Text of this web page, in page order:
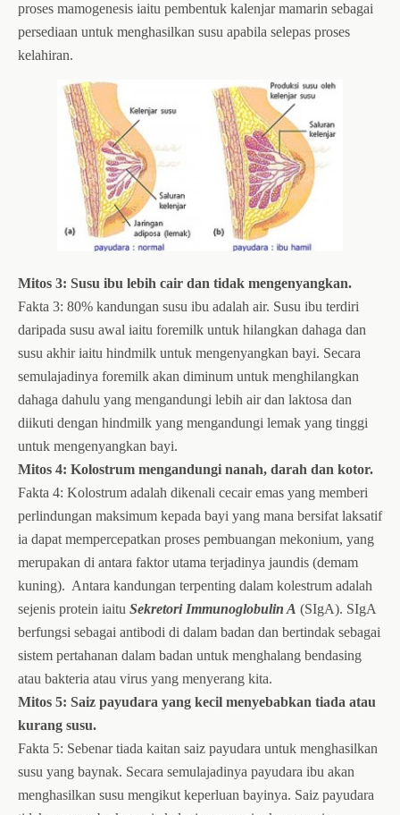
proses mamogenesis iaitu pembentuk kalenjar mamarin sebagai
persediaan untuk menghasilkan susu apabila selepas proses
kelahiran.
Mitos 3: Susu ibu lebih cair dan tidak mengenyangkan.
Fakta 3: 80% kandungan susu ibu adalah air. Susu ibu terdiri
daripada susu awal iaitu foremilk untuk hilangkan dahaga dan
susu akhir iaitu hindmilk untuk mengenyangkan bayi. Secara
semulajadinya foremilk akan diminum untuk menghilangkan
dahaga dahulu yang mengandungi lebih air dan laktosa dan
diikuti dengan hindmilk yang mengandungi lemak yang tinggi
untuk mengenyangkan bayi.
Mitos 4: Kolostrum mengandungi nanah, darah dan kotor.
Fakta 4: Kolostrum adalah dikenali cecair emas yang memberi
perlindungan maksimum kepada bayi yang mana bersifat laksatif
ia dapat mempercepatkan proses pembuangan mekonium, yang
merupakan di antara faktor utama terjadinya jaundis (demam
kuning). Antara kandungan terpenting dalam kolestrum adalah
sejenis protein iaitu Sekretori Immunoglobulin A (SIgA). SIgA
berfungsi sebagai antibodi di dalam badan dan bertindak sebagai
sistem pertahanan dalam badan untuk menghalang bendasing
atau bakteria atau virus yang menyerang kita.
Mitos 5: Saiz payudara yang kecil menyebabkan tiada atau
kurang susu.
Fakta 5: Sebenar tiada kaitan saiz payudara untuk menghasilkan
susu yang baynak. Secara semulajadinya payudara ibu akan
menghasilkan susu mengikut keperluan bayinya. Saiz payudara